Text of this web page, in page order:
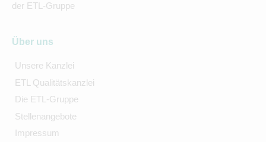
der ETL-Gruppe
Über uns
Unsere Kanzlei
ETL Qualitätskanzlei
Die ETL-Gruppe
Stellenangebote
Impressum